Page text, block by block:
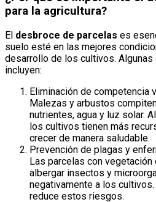
para la agricultura?
El desbroce de parcelas es
suelo esté en las mejores
desarrollo de los cultivos.
incluyen:
Eliminación de competencia
Malezas y arbustos
nutrientes, agua y luz solar.
los cultivos tienen más
crecer de manera saludable.
Prevención de plagas y
Las parcelas con
albergar insectos y
negativamente a los
reduce estos riesgos.